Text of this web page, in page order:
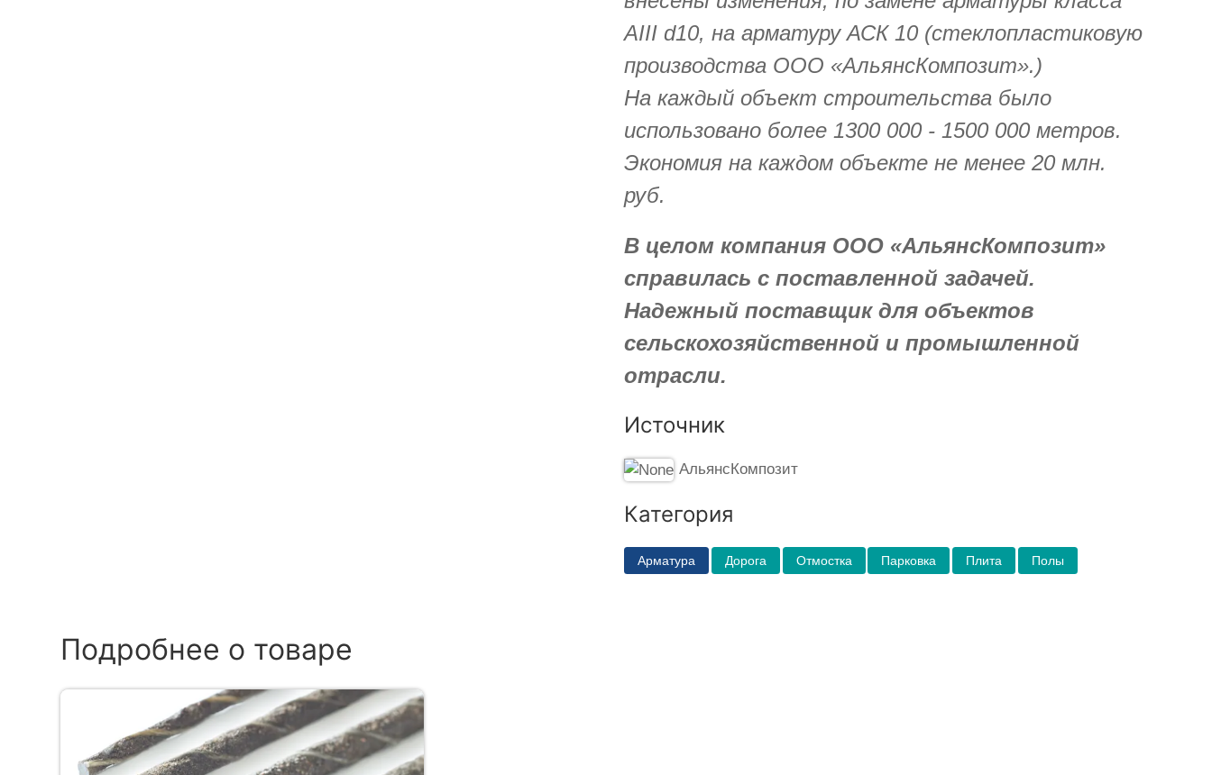
АIII d10, на арматуру АСК 10 (стеклопластиковую
производства OOO «АльянсКомпозит».)
На каждый объект строительства было
использовано более 1300 000 - 1500 000 метров.
Экономия на каждом объекте не менее 20 млн.
руб.
В целом компания ООО «АльянсКомпозит»
справилась с поставленной задачей.
Надежный поставщик для объектов
сельскохозяйственной и промышленной
отрасли.
Источник
АльянсКомпозит
Категория
Арматура Дорога Отмостка Парковка Плита Полы
Подробнее о товаре